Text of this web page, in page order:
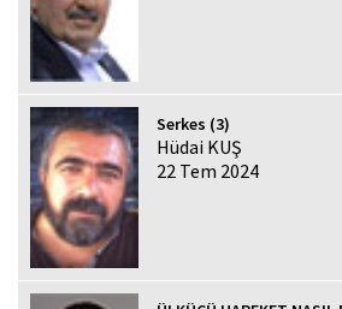
Serkes (3)
Hüdai KUŞ
22 Tem 2024